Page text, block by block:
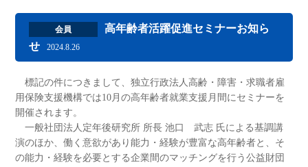
会員
高年齢者活躍促進セミナーお知ら
せ
2024.8.26
標記の件につきまして、独立行政法人高齢・障害・求職者雇
用保険支援機構では10月の高年齢者就業支援月間にセミナーを
開催されます。
一般社団法人定年後研究所 所長 池口 武志 氏による基調講
演のほか、働く意欲があり能力・経験が豊富な高年齢者と、そ
の能力・経験を必要とする企業間のマッチングを行う公益財団